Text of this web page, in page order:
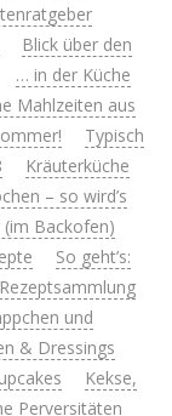
Blick über den
… in der Küche
Mahlzeiten aus
Typisch
Kräuterküche
– so wird’s
(im Backofen)
So geht’s:
Rezeptsammlung
und
& Dressings
Kekse,
Perversitäten